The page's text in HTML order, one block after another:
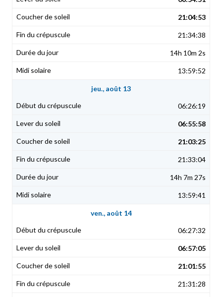
21:04:53
21:34:38
14h 10m 2s
13:59:52
jeu., août 13
06:26:19
06:55:58
21:03:25
21:33:04
14h 7m 27s
13:59:41
ven., août 14
06:27:32
06:57:05
21:01:55
21:31:28